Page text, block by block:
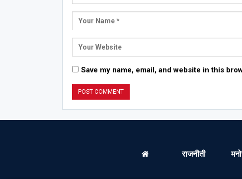
Save my name, email, and website in this
राजनीती